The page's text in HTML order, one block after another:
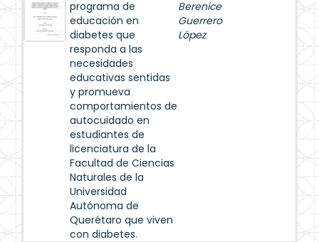
programa de
educación en
diabetes que
responda a las
necesidades
educativas sentidas
y promueva
comportamientos de
autocuidado en
estudiantes de
licenciatura de la
Facultad de Ciencias
Naturales de la
Universidad
Autónoma de
Querétaro que viven
con diabetes.
Berenice
Guerrero
López